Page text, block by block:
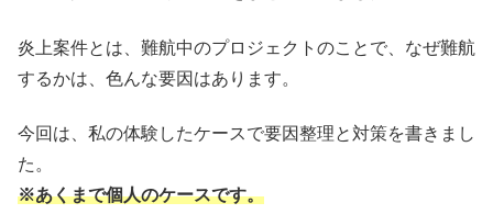
炎上案件とは、難航中のプロジェクトのことで、なぜ難航
するかは、色んな要因はあります。
今回は、私の体験したケースで要因整理と対策を書きまし
た。
※あくまで個人のケースです。